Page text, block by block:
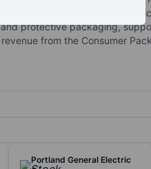
care, and
protective packaging,
from the Consumer
Portland General Electric